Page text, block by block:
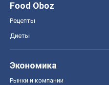
Food Oboz
Рецепты
Диеты
Экономика
Рынки и компании